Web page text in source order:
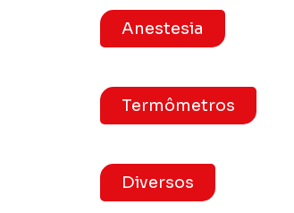
Anestesia
Termômetros
Diversos